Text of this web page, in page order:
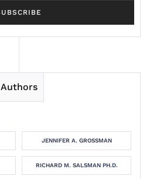
Authors
JENNIFER A. GROSSMAN
RICHARD M. SALSMAN PH.D.